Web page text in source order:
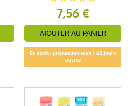
7,56 €
AJOUTER AU PANIER
En stock - préparation sous 1 à 2 jours
ouvrés